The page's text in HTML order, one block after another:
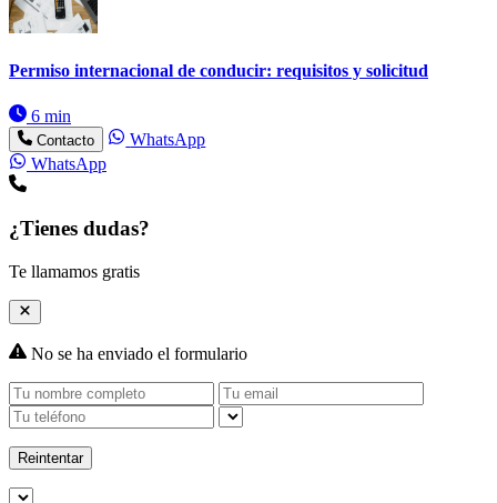
Permiso internacional de conducir: requisitos y solicitud
6 min
Contacto
WhatsApp
WhatsApp
¿Tienes dudas?
Te llamamos gratis
No se ha enviado el formulario
Reintentar